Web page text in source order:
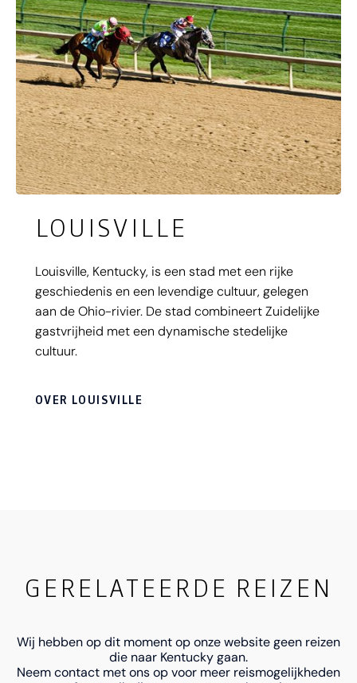
LOUISVILLE
Louisville, Kentucky, is een stad met een rijke
geschiedenis en een levendige cultuur, gelegen
aan de Ohio-rivier. De stad combineert Zuidelijke
gastvrijheid met een dynamische stedelijke
cultuur.
OVER LOUISVILLE
GERELATEERDE REIZEN
Wij hebben op dit moment op onze website geen reizen
die naar Kentucky gaan.
Neem contact met ons op voor meer reismogelijkheden